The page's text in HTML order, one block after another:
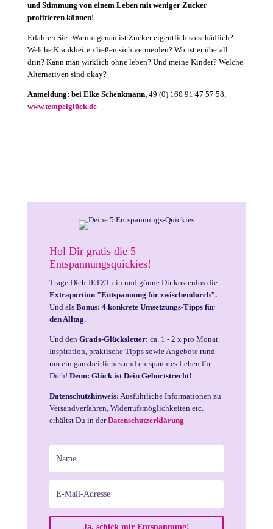
und Stimmung von einem Leben mit weniger Zucker
profitieren können!
Erfahren Sie: Warum genau ist Zucker eigentlich so schädlich?
Welche Krankheiten ließen sich vermeiden? Wo ist er überall
drin? Kann man wirklich ohne leben? Und meine Kinder? Welche
Alternativen sind okay?
Anmeldung: bei Elke Schenkmann, 49 (0) 160 91 47 57 58,
www.tempelglück.de
Hol Dir gratis die 5
Entspannungsquickies!
Trage Dich JETZT ein und gönne Dir kostenlos die
Extraportion "Entspannung für zwischendurch".
Und als Bonus: 4 konkrete Umsetzungs-Tipps für
den Alltag.
Und den Gratis-Glücksletter: ca. 1 - 2 x pro Monat
Inspiration, praktische Tipps sowie Angebote rund
um ein ganzheitliches und entspanntes Leben für
Dich! Denn: Glück ist Dein Geburtstrecht!
Datenschutzhinweis: Ausführliche Informationen zu
Versandverfahren, Widerrufsmöglichkeiten etc.
erhältst Du in derDatenschutzerklärung
Ja, schick mir Entspannung!